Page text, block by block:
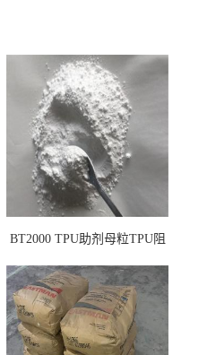
BT2000 TPU助剂母粒TPU阻
剂雾面滑剂防粘剂 TPU抗黄
变剂 抗黄变耐黄剂